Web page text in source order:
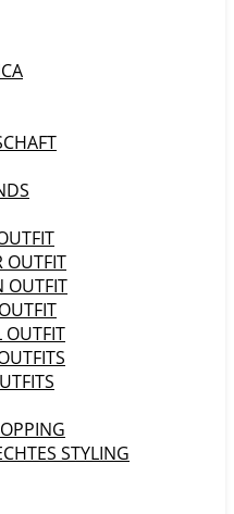
OUTFIT
OUTFIT
OUTFIT
STYLING